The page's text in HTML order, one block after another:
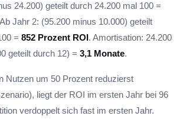
24.200) geteilt durch 24.200 mal 100 =
Jahr 2: (95.200 minus 10.000) geteilt
= 852 Prozent ROI. Amortisation: 24.200
geteilt durch 12) = 3,1 Monate.
Nutzen um 50 Prozent reduzierst
liegt der ROI im ersten Jahr bei 96
verdoppelt sich fast im ersten Jahr.